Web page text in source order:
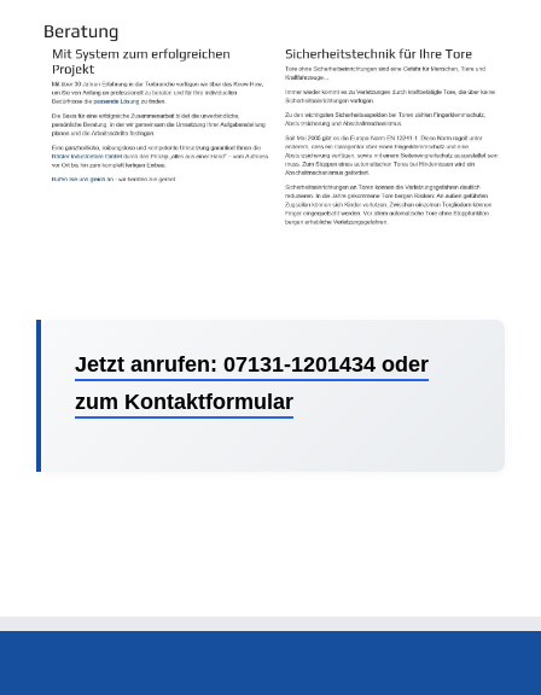
Jetzt anrufen: 07131-1201434 oder
zum Kontaktformular